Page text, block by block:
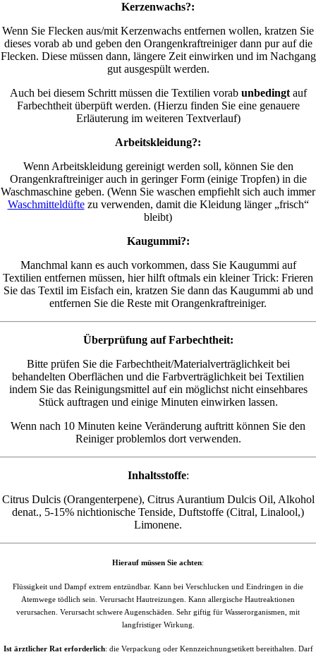
Kerzenwachs?:
Wenn Sie Flecken aus/mit Kerzenwachs entfernen wollen, kratzen Sie
dieses vorab ab und geben den Orangenkraftreiniger dann pur auf die
Flecken. Diese müssen dann, längere Zeit einwirken und im Nachgang
gut ausgespült werden.
Auch bei diesem Schritt müssen die Textilien vorab unbedingtauf
Farbechtheit überpüft werden. (Hierzu finden Sie eine genauere
Erläuterung im weiteren Textverlauf)
Arbeitskleidung?:
Wenn Arbeitskleidung gereinigt werden soll, können Sie den
Orangenkraftreiniger auch in geringer Form (einige Tropfen) in die
Waschmaschine geben. (Wenn Sie waschen empfiehlt sich auch immer
Waschmitteldüftezu verwenden, damit die Kleidung länger „frisch“
bleibt)
Kaugummi?:
Manchmal kann es auch vorkommen, dass Sie Kaugummi auf
Textilien entfernen müssen, hier hilft oftmals ein kleiner Trick: Frieren
Sie das Textil im Eisfach ein, kratzen Sie dann das Kaugummi ab und
entfernen Sie die Reste mit Orangenkraftreiniger.
Überprüfung auf Farbechtheit:
Bitte prüfen Sie die Farbechtheit/Materialverträglichkeit bei
behandelten Oberflächen und die Farbverträglichkeit bei Textilien
indem Sie das Reinigungsmittel auf ein möglichst nicht einsehbares
Stück auftragen und einige Minuten einwirken lassen.
Wenn nach 10 Minuten keine Veränderung auftritt können Sie den
Reiniger problemlos dort verwenden.
Inhaltsstoffe:
Citrus Dulcis (Orangenterpene), Citrus Aurantium Dulcis Oil, Alkohol
denat., 5-15% nichtionische Tenside, Duftstoffe (Citral, Linalool,)
Limonene.
Hierauf müssen Sie achten:
Flüssigkeit und Dampf extrem entzündbar. Kann bei Verschlucken und Eindringen in die
Atemwege tödlich sein. Verursacht Hautreizungen. Kann allergische Hautreaktionen
verursachen. Verursacht schwere Augenschäden. Sehr giftig für Wasserorganismen, mit
langfristiger Wirkung.
Ist ärztlicher Rat erforderlich: die Verpackung oder Kennzeichnungsetikett bereithalten. Darf